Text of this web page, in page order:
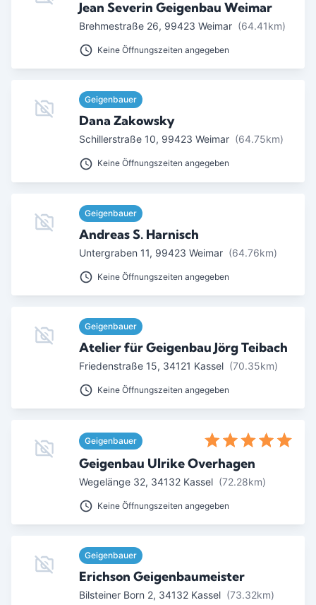
Jean Severin Geigenbau Weimar
Brehmestraße 26, 99423 Weimar (64.41km)
Keine Öffnungszeiten angegeben
Geigenbauer
Dana Zakowsky
Schillerstraße 10, 99423 Weimar (64.75km)
Keine Öffnungszeiten angegeben
Geigenbauer
Andreas S. Harnisch
Untergraben 11, 99423 Weimar (64.76km)
Keine Öffnungszeiten angegeben
Geigenbauer
Atelier für Geigenbau Jörg Teibach
Friedenstraße 15, 34121 Kassel (70.35km)
Keine Öffnungszeiten angegeben
Geigenbauer
Geigenbau Ulrike Overhagen
Wegelänge 32, 34132 Kassel (72.28km)
Keine Öffnungszeiten angegeben
Geigenbauer
Erichson Geigenbaumeister
Bilsteiner Born 2, 34132 Kassel (73.32km)